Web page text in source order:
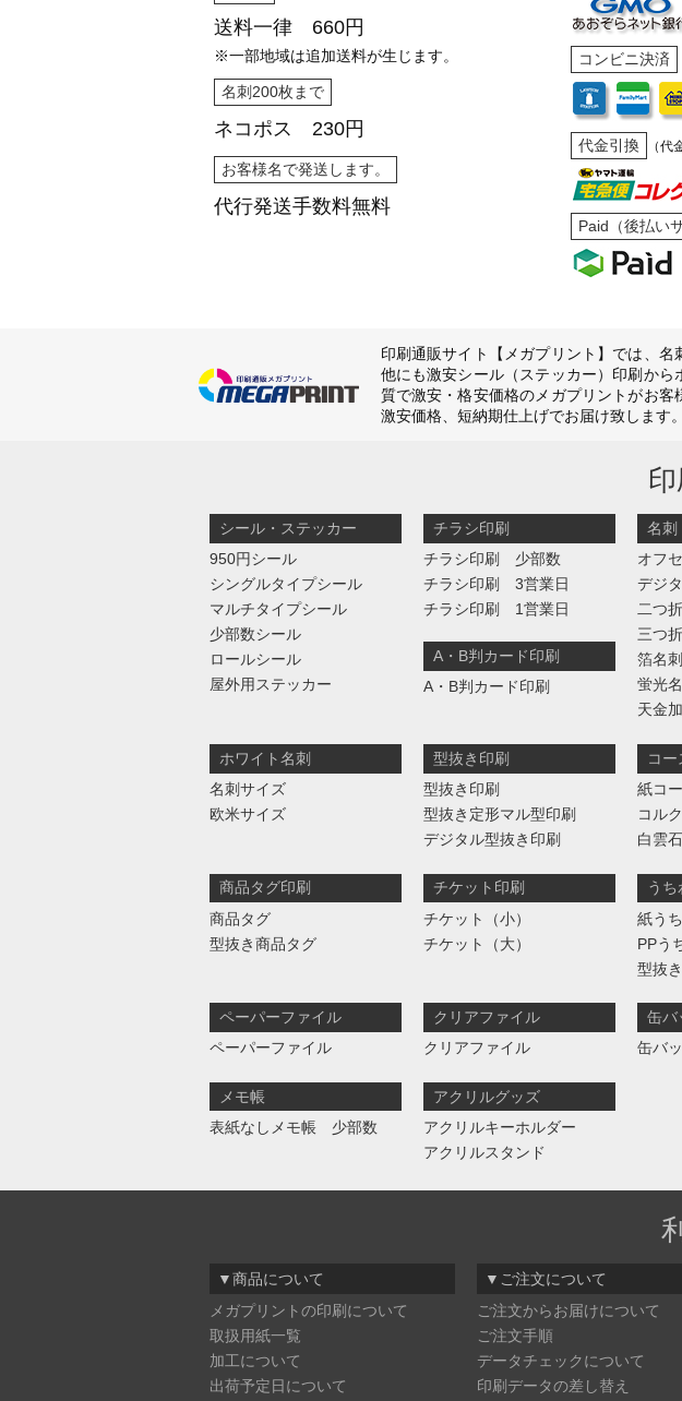
送料一律 660円
※一部地域は追加送料が生じます。
名刺200枚まで
ネコポス 230円
お客様名で発送します。
代行発送手数料無料
コンビニ決済
代金引換 （代
Paid（後払い
印刷通販サイト【メガプリント】では、名
他にも激安シール（ステッカー）印刷か
質で激安・格安価格のメガプリントがお
激安価格、短納期仕上げでお届け致します
シール・ステッカー
950円シール
シングルタイプシール
マルチタイプシール
少部数シール
ロールシール
屋外用ステッカー
チラシ印刷
チラシ印刷 少部数
チラシ印刷 3営業日
チラシ印刷 1営業日
A・B判カード印刷
A・B判カード印刷
名刺
オフ
デジ
二つ
三つ
箔名
蛍光
天金
ホワイト名刺
名刺サイズ
欧米サイズ
型抜き印刷
型抜き印刷
型抜き定形マル型印刷
デジタル型抜き印刷
コー
紙コ
コル
白雲
商品タグ印刷
商品タグ
型抜き商品タグ
チケット印刷
チケット（小）
チケット（大）
うち
紙う
PPう
型抜
ペーパーファイル
ペーパーファイル
クリアファイル
クリアファイル
缶バ
缶バ
メモ帳
表紙なしメモ帳 少部数
アクリルグッズ
アクリルキーホルダー
アクリルスタンド
▼商品について
メガプリントの印刷について
取扱用紙一覧
加工について
出荷予定日について
▼ご注文について
ご注文からお届けについて
ご注文手順
データチェックについて
印刷データの差し替え